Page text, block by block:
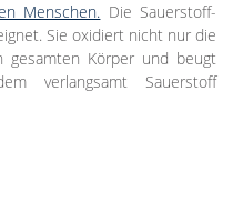
Menschen. Die Sauerstoff-
Sie oxidiert nicht nur die
gesamten Körper und beugt
verlangsamt Sauerstoff